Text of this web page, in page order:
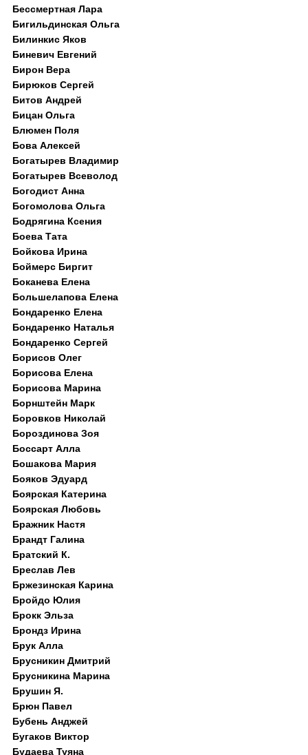
Бессмертная Лара
Бигильдинская Ольга
Билинкис Яков
Биневич Евгений
Бирон Вера
Бирюков Сергей
Битов Андрей
Бицан Ольга
Блюмен Поля
Бова Алексей
Богатырев Владимир
Богатырев Всеволод
Богодист Анна
Богомолова Ольга
Бодрягина Ксения
Боева Тата
Бойкова Ирина
Боймерс Биргит
Боканева Елена
Большелапова Елена
Бондаренко Елена
Бондаренко Наталья
Бондаренко Сергей
Борисов Олег
Борисова Елена
Борисова Марина
Борнштейн Марк
Боровков Николай
Бороздинова Зоя
Боссарт Алла
Бошакова Мария
Бояков Эдуард
Боярская Катерина
Боярская Любовь
Бражник Настя
Брандт Галина
Братский К.
Бреслав Лев
Бржезинская Карина
Бройдо Юлия
Брокк Эльза
Брондз Ирина
Брук Алла
Брусникин Дмитрий
Брусникина Марина
Брушин Я.
Брюн Павел
Бубень Анджей
Бугаков Виктор
Будаева Туяна